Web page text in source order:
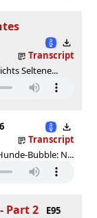
Transcript
Seltene...
Transcript
Bubble: N...
Part 2 E95